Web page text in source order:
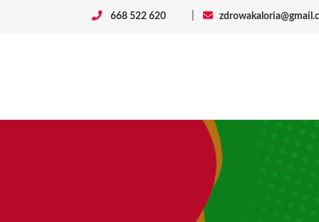
668 522 620